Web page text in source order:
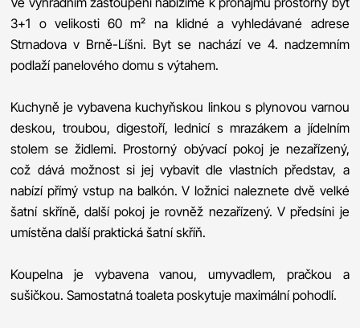
3+1 o velikosti 60 m² na klidné a vyhledávané adrese
Strnadova v Brně-Líšni. Byt se nachází ve 4. nadzemním
podlaží panelového domu s výtahem.
Kuchyně je vybavena kuchyňskou linkou s plynovou varnou
deskou, troubou, digestoří, lednicí s mrazákem a jídelním
stolem se židlemi. Prostorný obývací pokoj je nezařízený,
což dává možnost si jej vybavit dle vlastních představ, a
nabízí přímý vstup na balkón. V ložnici naleznete dvě velké
šatní skříně, další pokoj je rovněž nezařízený. V předsíni je
umístěna další praktická šatní skříň.
Koupelna je vybavena vanou, umyvadlem, pračkou a
sušičkou. Samostatná toaleta poskytuje maximální pohodlí.